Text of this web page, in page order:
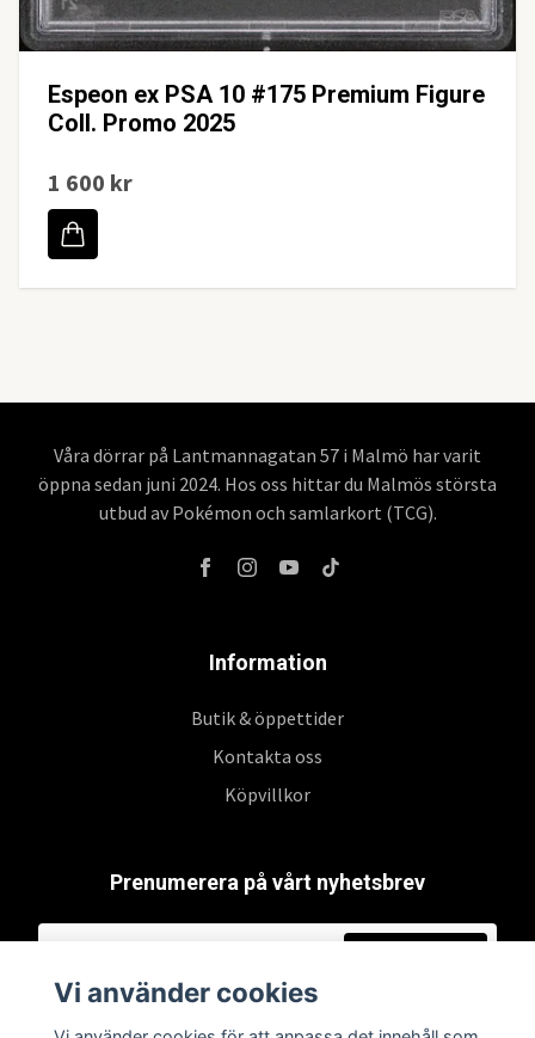
Espeon ex PSA 10 #175 Premium Figure
Coll. Promo 2025
1 600 kr
Våra dörrar på Lantmannagatan 57 i Malmö har varit
öppna sedan juni 2024. Hos oss hittar du Malmös största
utbud av Pokémon och samlarkort (TCG).
Information
Butik & öppettider
Kontakta oss
Köpvillkor
Prenumerera på vårt nyhetsbrev
Vi använder cookies